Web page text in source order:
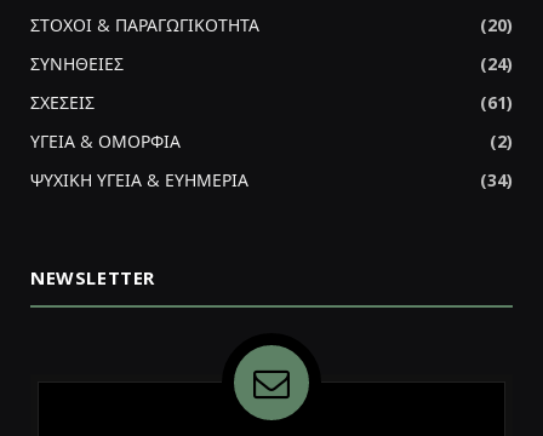
ΣΤΟΧΟΙ & ΠΑΡΑΓΩΓΙΚΟΤΗΤΑ
(20)
ΣΥΝΗΘΕΙΕΣ
(24)
ΣΧΕΣΕΙΣ
(61)
ΥΓΕΙΑ & ΟΜΟΡΦΙΑ
(2)
ΨΥΧΙΚΗ ΥΓΕΙΑ & ΕΥΗΜΕΡΙΑ
(34)
NEWSLETTER